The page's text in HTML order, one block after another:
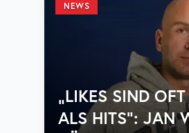
NEWS
„LIKES SIND
ALS HITS“: JAN